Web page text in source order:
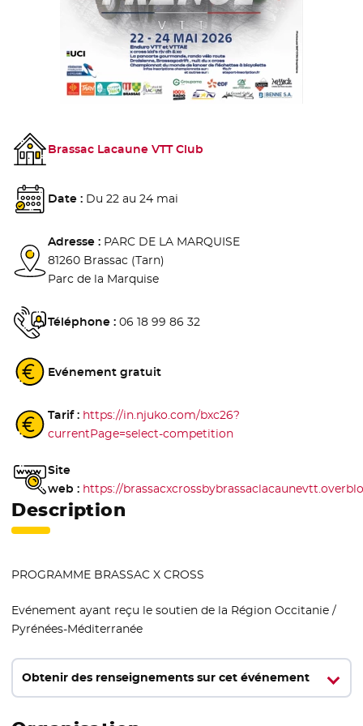
Brassac Lacaune VTT Club
Date : Du 22 au 24 mai
Adresse : PARC DE LA MARQUISE
81260 Brassac (Tarn)
Parc de la Marquise
Téléphone : 06 18 99 86 32
Evénement gratuit
Tarif : https://in.njuko.com/bxc26?
currentPage=select-competition
Site
web : https://
Description
PROGRAMME BRASSAC X CROSS
Evénement ayant reçu le soutien de la Région Occitanie /
Pyrénées-Méditerranée
Obtenir des renseignements sur cet événement